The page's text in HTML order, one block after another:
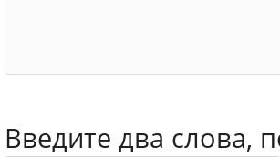
Введите два слова,